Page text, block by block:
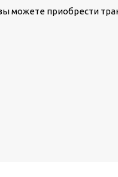
можете приобрести